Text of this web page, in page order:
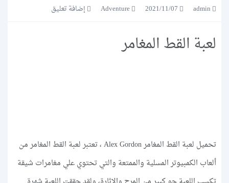
admin
2021/11/07
Adventure إضافة تعليق
لعبة القط المغامر
تحميل لعبة القط المغامر Alex Gordon ، تعتبر لعبة القط المغامر من
ألعاب الكمبيوتر المسلية والممتعة والتي تحتوي علي مغامرات شيقة